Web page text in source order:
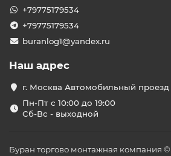
+79775179534
+79775179534
buranlog1@yandex.ru
Наш адрес
г. Москва Автомобильный проезд
Пн-Пт с 10:00 до 19:00
Сб-Вс - выходной
Буран торгово монтажная компания